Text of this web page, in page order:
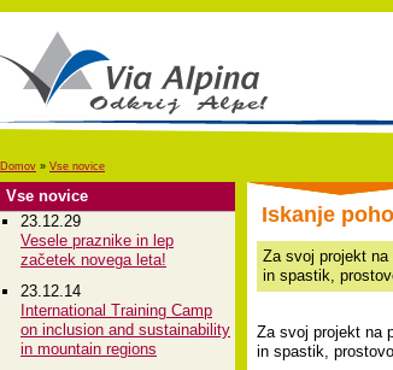
Domov » Vse novice
Vse novice
23.12.29
Vesele praznike in lep
začetek novega leta!
23.12.14
International Training Camp
on inclusion and sustainability
in mountain regions
Iskanje
Za svoj projekt na
in spastik,
Za svoj projekt na
in spastik,